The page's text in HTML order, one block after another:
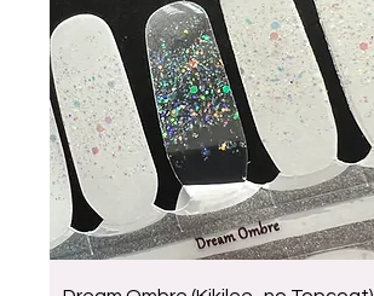
Aperçu rapide